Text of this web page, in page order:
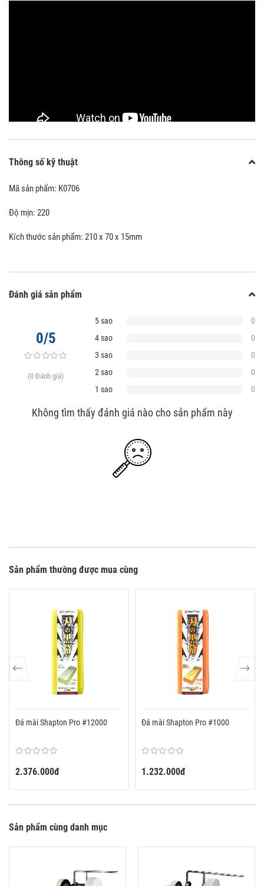
Thông số kỹ thuật
Mã sản phẩm: K0706
Độ mịn: 220
Kích thước sản phẩm: 210 x 70 x 15mm
Đánh giá sản phẩm
0/5
(0 Đánh giá)
5 sao
0
4 sao
0
3 sao
0
2 sao
0
1 sao
0
Không tìm thấy đánh giá nào cho sản phẩm này
Sản phẩm thường được mua cùng
Đá mài Shapton Pro #12000
2.376.000đ
Đá mài Shapton Pro #1000
1.232.000đ
Sản phẩm cùng danh mục